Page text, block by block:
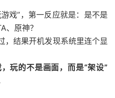
戏”，第一反应就是：是不是
、原神？
，结果开机发现系统里连个显
玩的不是画面，而是“架设”